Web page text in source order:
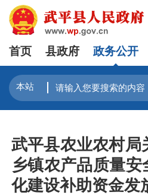
首页 县政府 政务公开
武平县农业农村局
乡镇农产品质量
化建设补助资金发